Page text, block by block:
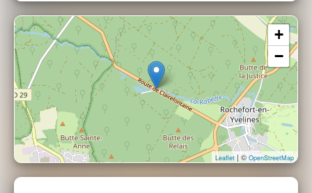
+
−
Leaflet | © OpenStreetMap